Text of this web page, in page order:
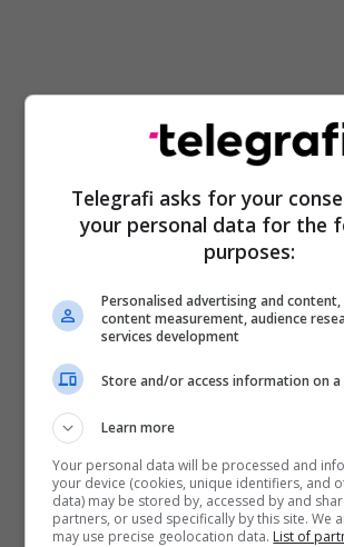
Mjedisi Shqipëri
Telegrafi asks for your
your personal data for the
purposes:
Personalised advertising and
content measurement, audience
services development
Store and/or access information on a
Learn more
Your personal data will be processed and
your device (cookies, unique identifiers, and
data) may be stored by, accessed by and
partners, or used specifically by this site. We
may use precise geolocation data. List of